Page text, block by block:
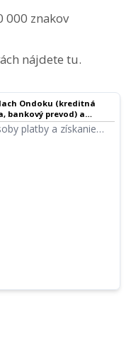
000 znakov
nájdete tu.
Ondoku (kreditná
bankový prevod) a
na prevod textu na reč
platby a získanie